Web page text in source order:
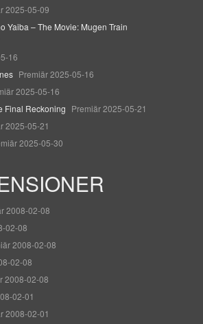
2025-05-09
Yaiba – The Movie: Mugen Train
16
Premiär 2025-05-16
2025-05-16
Final Reckoning Premiär 2025-05-21
2025-05-21
2025-05-30
2008-02-08
02-08
2008-02-08
02-08
2008-02-08
02-01
2008-02-01